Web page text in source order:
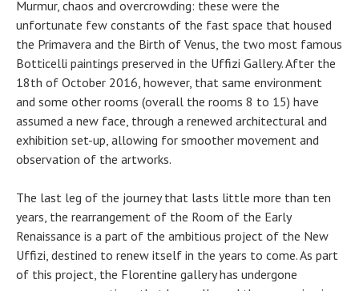
Murmur, chaos and overcrowding: these were the
unfortunate few constants of the fast space that housed
the Primavera and the Birth of Venus, the two most famous
Botticelli paintings preserved in the Uffizi Gallery. After the
18th of October 2016, however, that same environment
and some other rooms (overall the rooms 8 to 15) have
assumed a new face, through a renewed architectural and
exhibition set-up, allowing for smoother movement and
observation of the artworks.
The last leg of the journey that lasts little more than ten
years, the rearrangement of the Room of the Early
Renaissance is a part of the ambitious project of the New
Uffizi, destined to renew itself in the years to come. As part
of this project, the Florentine gallery has undergone